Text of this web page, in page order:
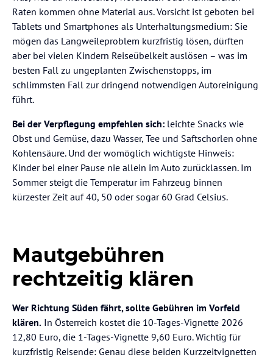
Raten kommen ohne Material aus. Vorsicht ist geboten bei
Tablets und Smartphones als Unterhaltungsmedium: Sie
mögen das Langweileproblem kurzfristig lösen, dürften
aber bei vielen Kindern Reiseübelkeit auslösen – was im
besten Fall zu ungeplanten Zwischenstopps, im
schlimmsten Fall zur dringend notwendigen Autoreinigung
führt.
Bei der Verpflegung empfehlen sich: leichte Snacks wie
Obst und Gemüse, dazu Wasser, Tee und Saftschorlen ohne
Kohlensäure. Und der womöglich wichtigste Hinweis:
Kinder bei einer Pause nie allein im Auto zurücklassen. Im
Sommer steigt die Temperatur im Fahrzeug binnen
kürzester Zeit auf 40, 50 oder sogar 60 Grad Celsius.
Mautgebühren
rechtzeitig klären
Wer Richtung Süden fährt, sollte Gebühren im Vorfeld
klären. In Österreich kostet die 10-Tages-Vignette 2026
12,80 Euro, die 1-Tages-Vignette 9,60 Euro. Wichtig für
kurzfristig Reisende: Genau diese beiden Kurzzeitvignetten